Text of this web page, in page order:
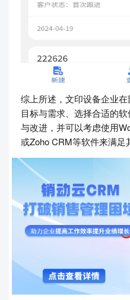
综上所述，文印设备企业
目标与需求、选择合适的
与改进，并可以考虑使用
或Zoho CRM等软件来满足